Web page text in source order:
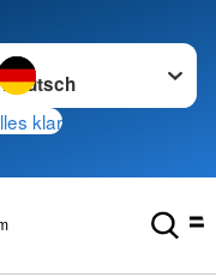
wechseln zu
klar